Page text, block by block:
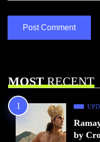
MOSTRECENT
by